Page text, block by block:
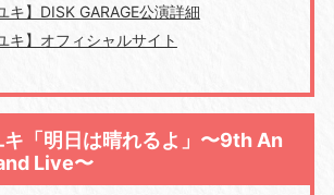
キ】DISK GARAGE公演詳細
キ】オフィシャルサイト
「明日は晴れるよ」〜9th An
Live〜